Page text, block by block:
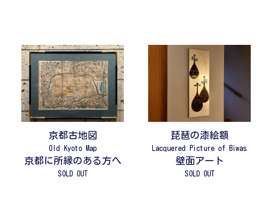
京都古地図
Old Kyoto Map
京都に所縁のある方へ
SOLD OUT
琵琶の漆絵額
Lacquered Picture of Biwas
壁面アート
SOLD OUT